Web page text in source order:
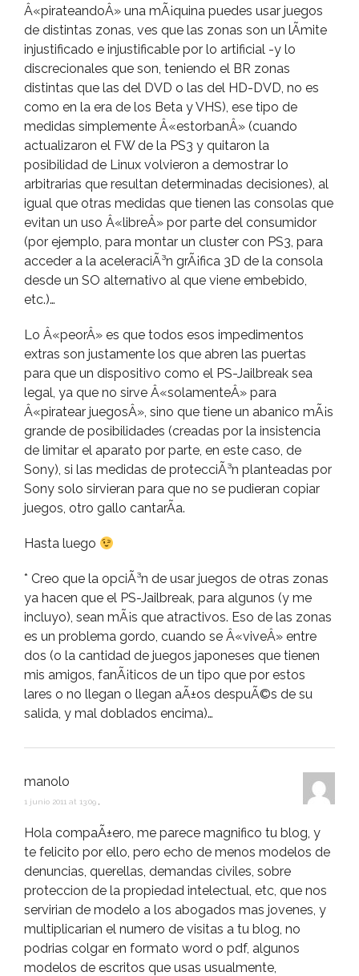
Â«pirateandoÂ» una mÃ¡quina puedes usar juegos
de distintas zonas, ves que las zonas son un lÃ­mite
injustificado e injustificable por lo artificial -y lo
discrecionales que son, teniendo el BR zonas
distintas que las del DVD o las del HD-DVD, no es
como en la era de los Beta y VHS), ese tipo de
medidas simplemente Â«estorbanÂ» (cuando
actualizaron el FW de la PS3 y quitaron la
posibilidad de Linux volvieron a demostrar lo
arbitrarias que resultan determinadas decisiones), al
igual que otras medidas que tienen las consolas que
evitan un uso Â«libreÂ» por parte del consumidor
(por ejemplo, para montar un cluster con PS3, para
acceder a la aceleraciÃ³n grÃ¡fica 3D de la consola
desde un SO alternativo al que viene embebido,
etc.)…
Lo Â«peorÂ» es que todos esos impedimentos
extras son justamente los que abren las puertas
para que un dispositivo como el PS-Jailbreak sea
legal, ya que no sirve Â«solamenteÂ» para
Â«piratear juegosÂ», sino que tiene un abanico mÃ¡s
grande de posibilidades (creadas por la insistencia
de limitar el aparato por parte, en este caso, de
Sony), si las medidas de protecciÃ³n planteadas por
Sony solo sirvieran para que no se pudieran copiar
juegos, otro gallo cantarÃ­a.
Hasta luego
* Creo que la opciÃ³n de usar juegos de otras zonas
ya hacen que el PS-Jailbreak, para algunos (y me
incluyo), sean mÃ¡s que atractivos. Eso de las zonas
es un problema gordo, cuando se Â«viveÂ» entre
dos (o la cantidad de juegos japoneses que tienen
mis amigos, fanÃ¡ticos de un tipo que por estos
lares o no llegan o llegan aÃ±os despuÃ©s de su
salida, y mal doblados encima)…
manolo
1 junio 2011 at 13:09
Hola compaÃ±ero, me parece magnifico tu blog, y
te felicito por ello, pero echo de menos modelos de
denuncias, querellas, demandas civiles, sobre
proteccion de la propiedad intelectual, etc, que nos
servirian de modelo a los abogados mas jovenes, y
multiplicarian el numero de visitas a tu blog, no
podrias colgar en formato word o pdf, algunos
modelos de escritos que usas usualmente,